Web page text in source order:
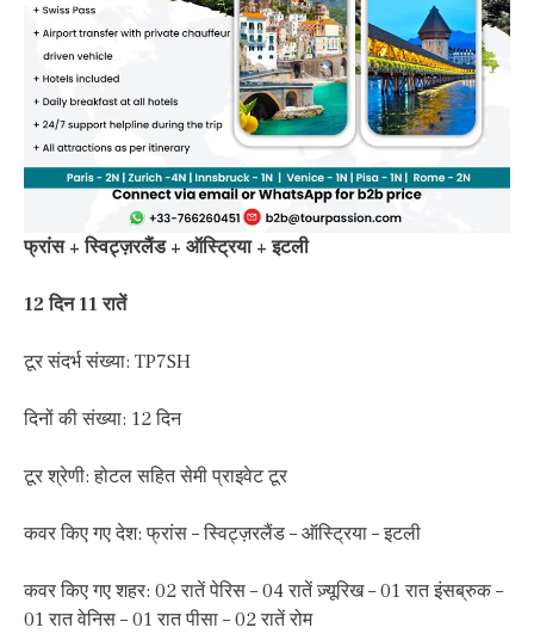
फ्रांस + स्विट्ज़रलैंड + ऑस्ट्रिया + इटली
12 दिन 11 रातें
टूर संदर्भ संख्या: TP7SH
दिनों की संख्या: 12 दिन
टूर श्रेणी: होटल सहित सेमी प्राइवेट टूर
कवर किए गए देश: फ्रांस – स्विट्ज़रलैंड – ऑस्ट्रिया – इटली
कवर किए गए शहर: 02 रातें पेरिस – 04 रातें ज़्यूरिख – 01 रात इंसब्रुक –
01 रात वेनिस – 01 रात पीसा – 02 रातें रोम